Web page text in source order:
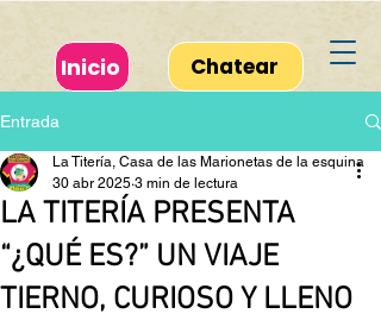
Inicio Chatear
Entrada
LA TITERÍA PRESENTA
“¿QUÉ ES?” UN VIAJE
TIERNO, CURIOSO Y LLENO
La Titería, Casa de las Marionetas de la esquina
30 abr 2025 3 min de lectura